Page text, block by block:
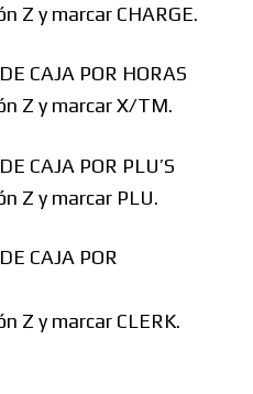
Z y marcar CHARGE.
CAJA POR HORAS
Z y marcar X/TM.
CAJA POR PLU’S
Z y marcar PLU.
CAJA POR
Z y marcar CLERK.